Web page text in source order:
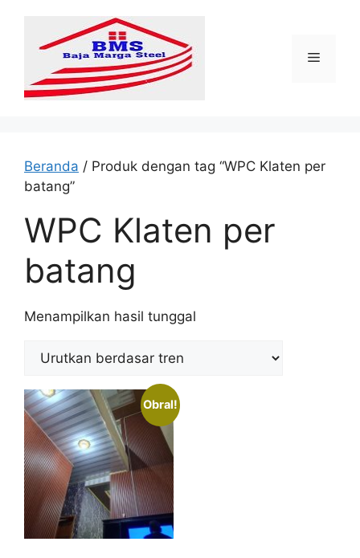
Menu
Beranda / Produk dengan tag “WPC Klaten per
batang”
WPC Klaten per
batang
Menampilkan hasil tunggal
Obral!